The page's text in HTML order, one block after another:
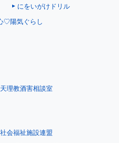
にをいがけドリル
♡陽気ぐらし
天理教酒害相談室
会福祉施設連盟